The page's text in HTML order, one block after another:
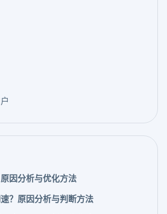
因分析与优化方法
？原因分析与判断方法